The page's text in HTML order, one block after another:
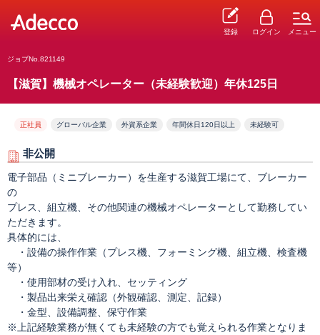
登録 ログイン メニュー
ジョブNo.821149
【滋賀】機械オペレーター（未経験歓迎）年休125日
正社員 グローバル企業 外資系企業 年間休日120日以上 未経験可
非公開
電子部品（ミニブレーカー）を生産する滋賀工場にて、ブレーカー
の
プレス、組立機、その他関連の機械オペレーターとして勤務してい
ただきます。
具体的には、
・設備の操作作業（プレス機、フォーミング機、組立機、検査機
等）
・使用部材の受け入れ、セッティング
・製品出来栄え確認（外観確認、測定、記録）
・金型、設備調整、保守作業
※上記経験業務が無くても未経験の方でも覚えられる作業となりま